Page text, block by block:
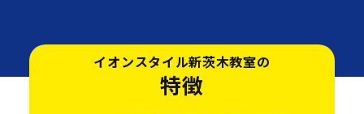
イオンスタイル新茨木教室の
特徴